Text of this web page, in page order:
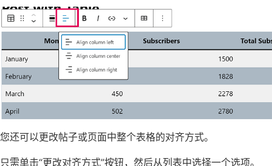
您还可以更改帖子或页面中整个表格的对齐方式。
只需单击“更改对齐方式”按钮，然后从列表中选择一个选项。